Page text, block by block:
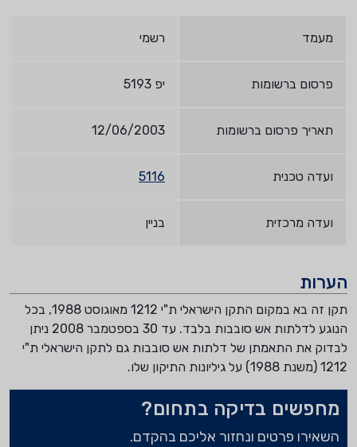
מעמד רשמי
פרסום ברשומות יפ 5193
תאריך פרסום ברשומות 12/06/2003
ועדה טכנית 5116
ועדה מרכזית בניין
הערות
תקן זה בא במקום התקן הישראלי ת"י 1212 מאוגוסט 1988, בכל
הנוגע לדלתות אש סובבות בלבד. עד 30 בספטמבר 2008 ניתן
לבדוק את התאמתן של דלתות אש סובבות גם לתקן הישראלי ת"י
1212 (משנת 1988) על גיליונות התיקון שלו.
מחפשים בדיקה בתחום?
השאירו פרטים ונחזור אליכם בהקדם.